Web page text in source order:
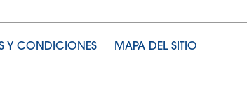
Y CONDICIONES MAPA DEL SITIO